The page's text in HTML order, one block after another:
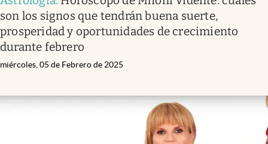
son los signos que tendrán buena suerte,
prosperidad y oportunidades de crecimiento
durante febrero
miércoles, 05 de Febrero de 2025